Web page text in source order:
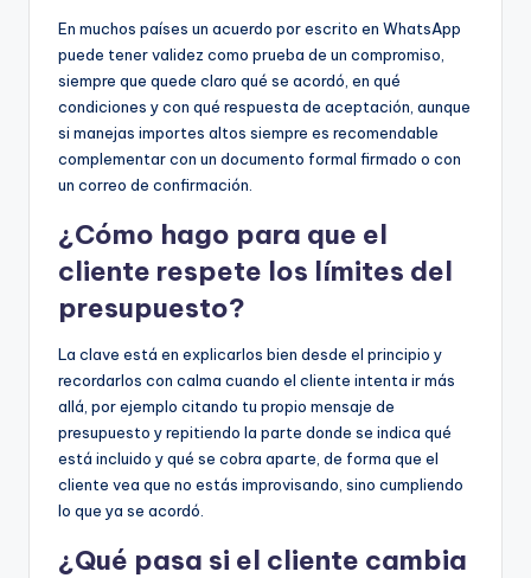
En muchos países un acuerdo por escrito en WhatsApp
puede tener validez como prueba de un compromiso,
siempre que quede claro qué se acordó, en qué
condiciones y con qué respuesta de aceptación, aunque
si manejas importes altos siempre es recomendable
complementar con un documento formal firmado o con
un correo de confirmación.
¿Cómo hago para que el
cliente respete los límites del
presupuesto?
La clave está en explicarlos bien desde el principio y
recordarlos con calma cuando el cliente intenta ir más
allá, por ejemplo citando tu propio mensaje de
presupuesto y repitiendo la parte donde se indica qué
está incluido y qué se cobra aparte, de forma que el
cliente vea que no estás improvisando, sino cumpliendo
lo que ya se acordó.
¿Qué pasa si el cliente cambia